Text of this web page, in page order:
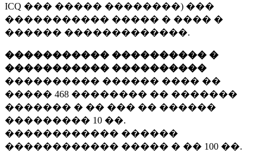
ICQ ��� ����� ��������) ���
����������� ����� � ���� �
������ �������������.
����������� ���������� �
����������� ����������
���������� ������ ���� ��
����� 468 �������� �� �������
������� � �� ��� �� ������
��������� 10 ��.
������������ ������
������������ ����� � �� 100 ��.